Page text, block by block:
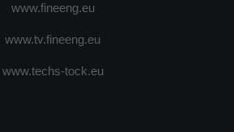
www.fineeng.eu
www.tv.fineeng.eu
www.techs-tock.eu